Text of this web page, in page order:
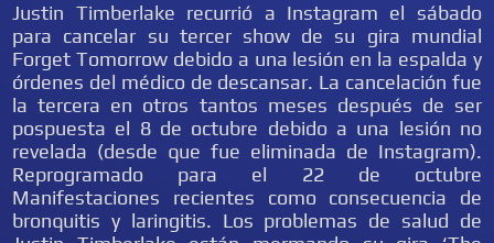
Justin Timberlake recurrió a Instagram el sábado
para cancelar su tercer show de su gira mundial
Forget Tomorrow debido a una lesión en la espalda y
órdenes del médico de descansar. La cancelación fue
la tercera en otros tantos meses después de ser
pospuesta el 8 de octubre debido a una lesión no
revelada (desde que fue eliminada de Instagram).
Reprogramado para el 22 de octubre
Manifestaciones recientes como consecuencia de
bronquitis y laringitis. Los problemas de salud de